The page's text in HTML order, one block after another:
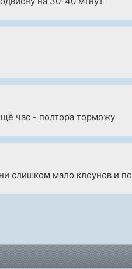
час - полтора торможу
слишком мало клоунов и